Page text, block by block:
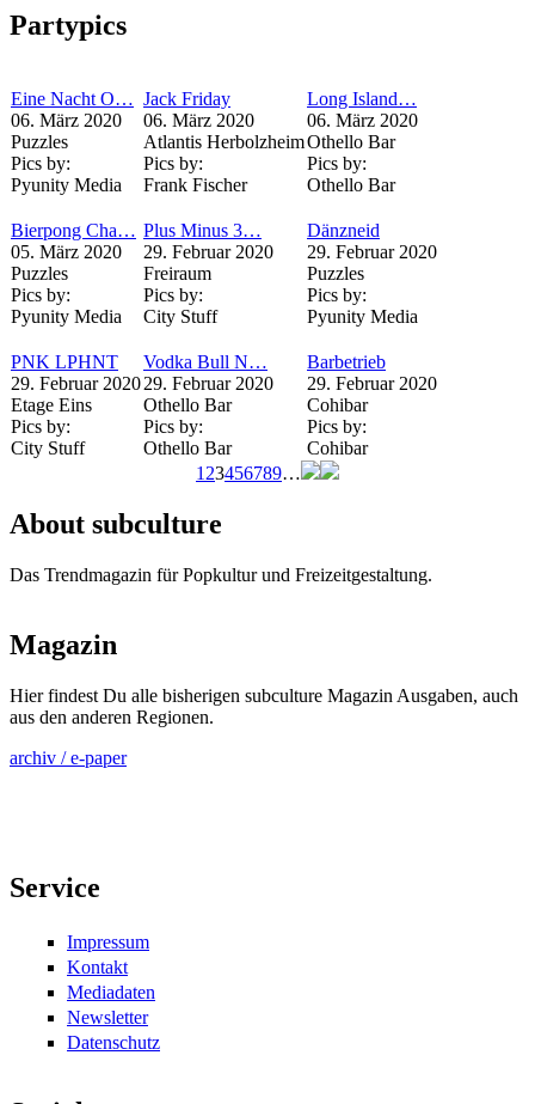
Partypics
Eine Nacht O…
06. März 2020
Puzzles
Pics by:
Pyunity Media
Jack Friday
06. März 2020
Atlantis Herbolzheim
Pics by:
Frank Fischer
Long Island…
06. März 2020
Othello Bar
Pics by:
Othello Bar
Bierpong Cha…
05. März 2020
Puzzles
Pics by:
Pyunity Media
Plus Minus 3…
29. Februar 2020
Freiraum
Pics by:
City Stuff
Dänzneid
29. Februar 2020
Puzzles
Pics by:
Pyunity Media
PNK LPHNT
29. Februar 2020
Etage Eins
Pics by:
City Stuff
Vodka Bull N…
29. Februar 2020
Othello Bar
Pics by:
Othello Bar
Barbetrieb
29. Februar 2020
Cohibar
Pics by:
Cohibar
1 23456789…
About subculture
Das Trendmagazin für Popkultur und Freizeitgestaltung.
Magazin
Hier findest Du alle bisherigen subculture Magazin Ausgaben, auch
aus den anderen Regionen.
archiv / e-paper
Service
Impressum
Kontakt
Mediadaten
Newsletter
Datenschutz